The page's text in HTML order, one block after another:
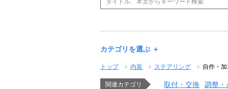
カテゴリを選ぶ ＋
トップ 内装 ステアリング 自作・
関連カテゴリ 取付・交換 調整・